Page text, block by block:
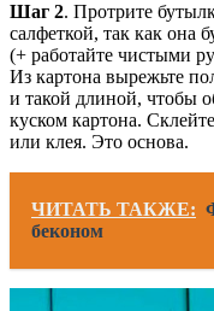
Шаг 2. Протрите
салфеткой, так как она
(+ работайте чистыми
Из картона вырежьте
и такой длиной, чтобы
куском картона.
или клея. Это основа.
ЧИТАТЬ ТАКЖЕ:
беконом